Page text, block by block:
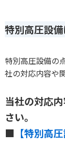
特別高圧設
特別高圧設備の
社の対応内容や
当社の対応
さい。
■ 【特別高